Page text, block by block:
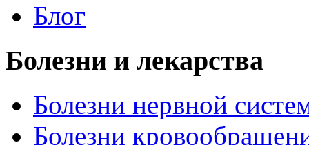
Блог
Болезни и лекарства
Болезни нервной
Болезни